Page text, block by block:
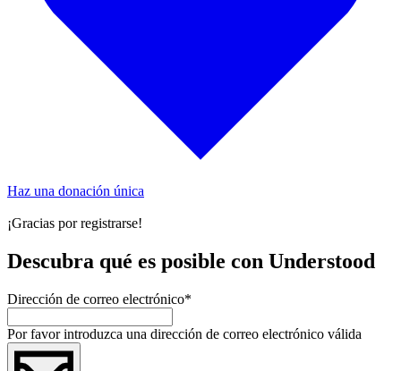
Haz una donación única
¡Gracias por registrarse!
Descubra qué es posible con Understood
Dirección de correo electrónico*
Por favor introduzca una dirección de correo electrónico válida